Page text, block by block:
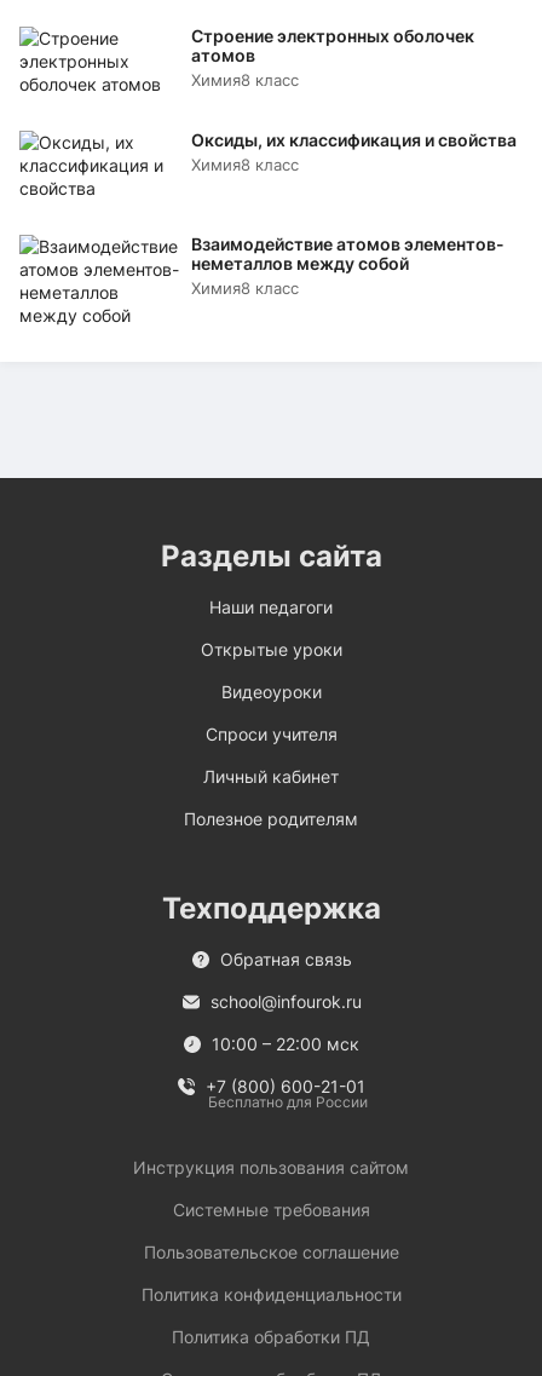
Строение электронных оболочек
атомов
Химия8 класс
Оксиды, их классификация и свойства
Химия8 класс
Взаимодействие атомов элементов-
неметаллов между собой
Химия8 класс
Разделы сайта
Наши педагоги
Открытые уроки
Видеоуроки
Спроси учителя
Личный кабинет
Полезное родителям
Техподдержка
Обратная связь
school@infourok.ru
10:00 – 22:00 мск
+7 (800) 600-21-01
Бесплатно для России
Инструкция пользования сайтом
Системные требования
Пользовательское соглашение
Политика конфиденциальности
Политика обработки ПД